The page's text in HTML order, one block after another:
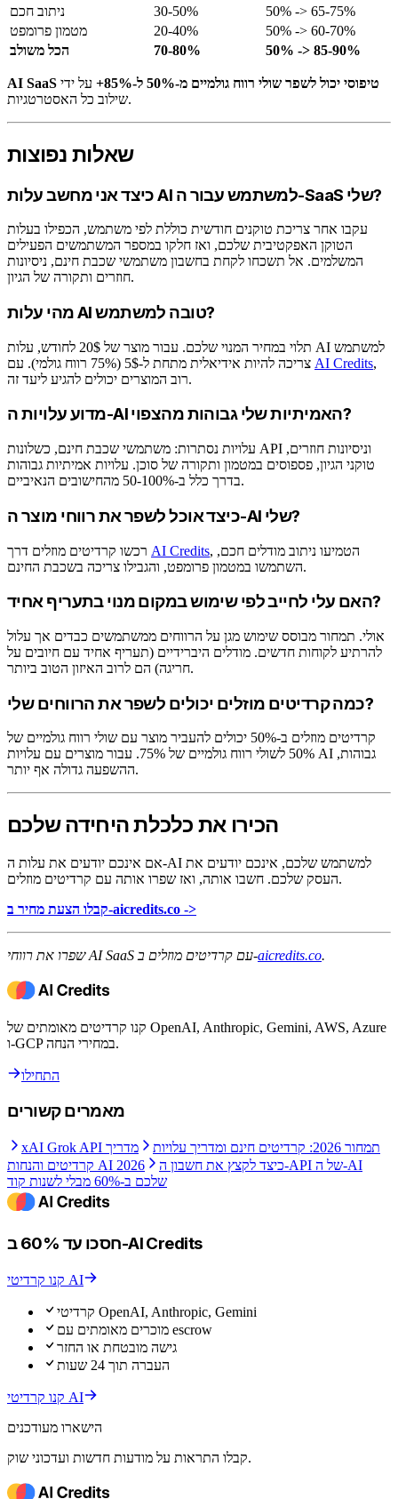
ניתוב חכם
30-50%
50% -> 65-75%
מטמון פרומפט
20-40%
50% -> 60-70%
הכל משולב
70-80% 50% -> 85-90%
AI SaaS טיפוסי יכול לשפר שולי רווח גולמיים מ-50% ל-85%+
על ידי
שילוב כל האסטרטגיות.
שאלות נפוצות
כיצד אני מחשב עלות AI למשתמש עבור ה-SaaS שלי?
עקבו אחר צריכת טוקנים חודשית כוללת לפי משתמש, הכפילו בעלות
הטוקן האפקטיבית שלכם, ואז חלקו במספר המשתמשים הפעילים
המשלמים. אל תשכחו לקחת בחשבון משתמשי שכבת חינם, ניסיונות
חוזרים ותקורה של הגיון.
מהי עלות AI טובה למשתמש?
תלוי במחיר המנוי שלכם. עבור מוצר של 20$ לחודש, עלות AI למשתמש
AI Credits,
רוב המוצרים יכולים להגיע ליעד זה.
מדוע עלויות ה-AI האמיתיות שלי גבוהות מהצפוי?
עלויות נסתרות: משתמשי שכבת חינם, כשלונות API וניסיונות חוזרים,
טוקני הגיון, פספוסים במטמון ותקורה של סוכן. עלויות אמיתיות גבוהות
בדרך כלל ב-50-100% מהחישובים הנאיביים.
כיצד אוכל לשפר את רווחי מוצר ה-AI שלי?
AI Credits, הטמיעו ניתוב מודלים חכם,
השתמשו במטמון פרומפט, והגבילו צריכה בשכבת החינם.
האם עלי לחייב לפי שימוש במקום מנוי בתעריף אחיד?
אולי. תמחור מבוסס שימוש מגן על הרווחים ממשתמשים כבדים אך עלול
להרתיע לקוחות חדשים. מודלים היברידיים (תעריף אחיד עם חיובים על
חריגה) הם לרוב האיזון הטוב ביותר.
כמה קרדיטים מוזלים יכולים לשפר את הרווחים שלי?
קרדיטים מוזלים ב-50% יכולים להעביר מוצר עם שולי רווח גולמיים של
50% לשולי רווח גולמיים של 75%. עבור מוצרים עם עלויות AI גבוהות,
ההשפעה גדולה אף יותר.
הכירו את כלכלת היחידה שלכם
אם אינכם יודעים את עלות ה-AI למשתמש שלכם, אינכם יודעים את
העסק שלכם. חשבו אותה, ואז שפרו אותה עם קרדיטים מוזלים.
קבלו הצעת מחיר ב-aicredits.co ->
שפרו את רווחי AI SaaS עם קרדיטים מוזלים ב-aicredits.co.
קנו קרדיטים מאומתים של OpenAI, Anthropic, Gemini, AWS, Azure
ו-GCP במחירי הנחה.
התחילו
מאמרים קשורים
xAI Grok API תמחור 2026: קרדיטים חינם ומדריך עלויות
מדריך
קרדיטים והנחות AI 2026
כיצד לקצץ את חשבון ה-API של ה-AI
שלכם ב-60% מבלי לשנות קוד
חסכו עד 60% ב-AI Credits
קנו קרדיטי AI
קרדיטי OpenAI, Anthropic, Gemini
מוכרים מאומתים עם escrow
גישה מובטחת או החזר
העברה תוך 24 שעות
קנו קרדיטי AI
הישארו מעודכנים
קבלו התראות על מודעות חדשות ועדכוני שוק.